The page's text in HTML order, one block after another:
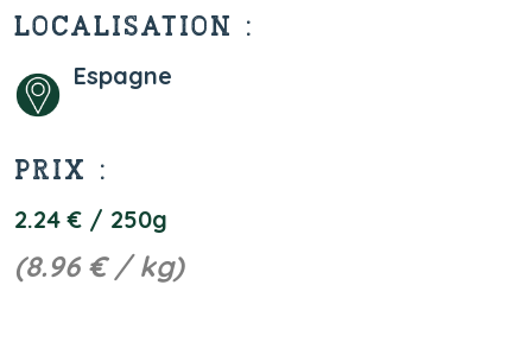
LOCALISATION :
Espagne
PRIX :
2.24 € / 250g
(8.96 € / kg)